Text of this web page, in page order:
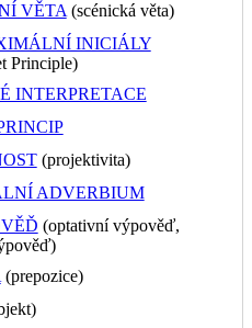
VĚTA (scénická věta)
INICIÁLY
Principle)
INTERPRETACE
(projektivita)
ADVERBIUM
(optativní výpověď,
(prepozice)